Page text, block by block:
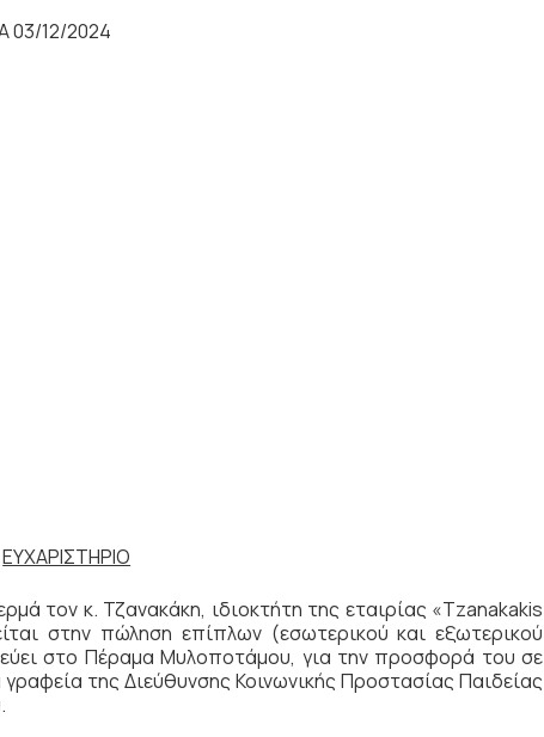
12/2024
ΕΥΧΑΡΙΣΤΗΡΙΟ
κ. Τζανακάκη, ιδιοκτήτη της εταιρίας «Τzanakakis
στην πώληση επίπλων (εσωτερικού και εξωτερικού
στο Πέραμα Μυλοποτάμου, για την προσφορά του σε
της Διεύθυνσης Κοινωνικής Προστασίας Παιδείας